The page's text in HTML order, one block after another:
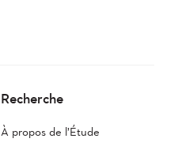
Recherche
À propos de l’Étude